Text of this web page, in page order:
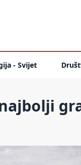
- Svijet